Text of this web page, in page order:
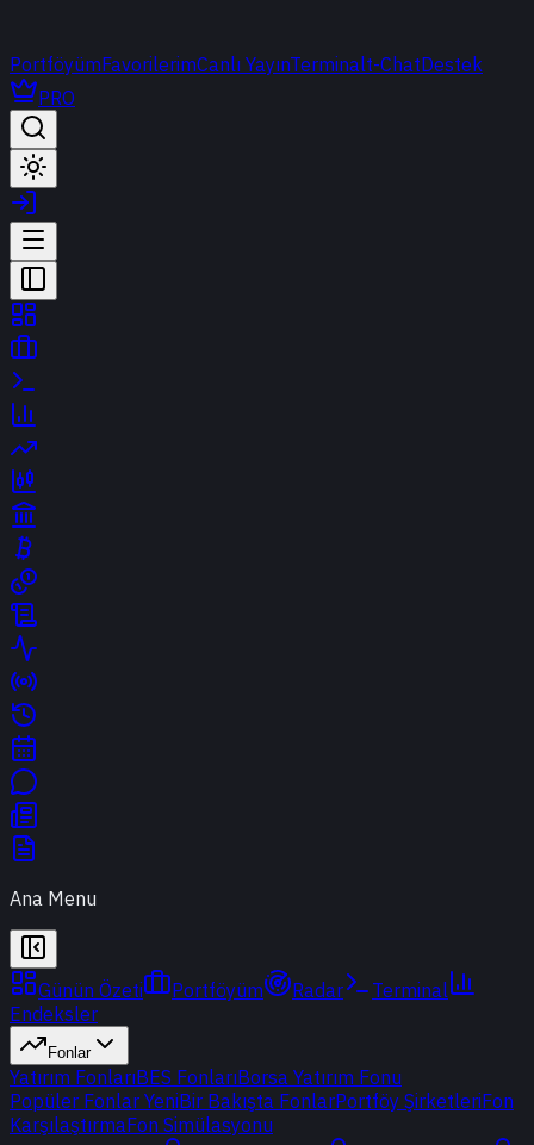
PortföyümFavorilerimCanlı YayınTerminalt-ChatDestek
PRO
Ana Menu
Günün Özeti Portföyüm Radar
Terminal
Endeksler
Fonlar
Yatırım FonlarıBES FonlarıBorsa Yatırım Fonu
Popüler Fonlar YeniBir Bakışta FonlarPortföy ŞirketleriFon
KarşılaştırmaFon Simülasyonu